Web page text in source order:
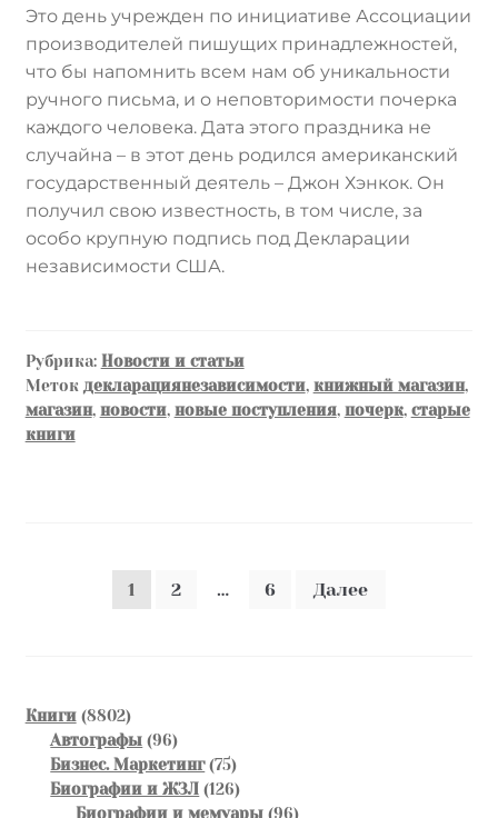
Это день учрежден по инициативе Ассоциации
производителей пишущих принадлежностей,
что бы напомнить всем нам об уникальности
ручного письма, и о неповторимости почерка
каждого человека. Дата этого праздника не
случайна – в этот день родился американский
государственный деятель – Джон Хэнкок. Он
получил свою известность, в том числе, за
особо крупную подпись под Декларации
независимости США.
Рубрика: Новости и статьи
Меток декларациянезависимости, книжный магазин,
магазин, новости, новые поступления, почерк, старые
книги
Пагинация
1 2 … 6 Далее
Книги 88028802
товара
Автографы 9696
товаров
Бизнес. Маркетинг 7575
товаров
Биографии и ЖЗЛ 126126
товаров
Биографии и мемуары 9696